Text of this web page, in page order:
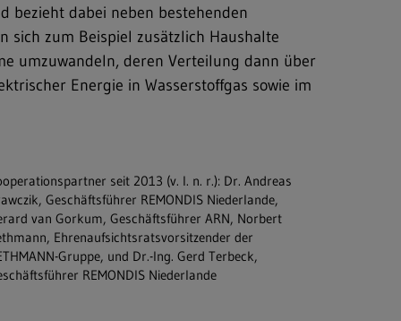
bezieht dabei neben bestehenden
sich zum Beispiel zusätzlich Haushalte
umzuwandeln, deren Verteilung dann über
Energie in Wasserstoffgas sowie im
seit 2013 (v. l. n. r.): Dr. Andreas
Geschäftsführer REMONDIS Niederlande,
van Gorkum, Geschäftsführer ARN, Norbert
Ehrenaufsichtsratsvorsitzender der
Gruppe, und Dr.-Ing. Gerd Terbeck,
REMONDIS Niederlande